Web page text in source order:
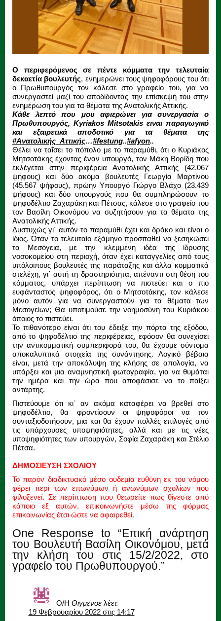
Ο περιφερόμενος σε πέντε κόμματα την τελευταία
δεκαετία βουλευτής, ενημερώνει τους ψηφοφόρους του ότι
ο Πρωθυπουργός τον κάλεσε στο γραφείο του, για να
συνεργαστεί μαζί του αποδίδοντας την επίσκεψή του στην
ενημέρωση του για τα θέματα της Ανατολικής Αττικής.
Κάθε λεπτό που μου αφιερώνει για συνεργασία ο
Πρωθυπουργός, Kyriakos Mitsotakis ειναι παραγωγικό
και εξαιρετικά αποδοτικό για τα θέματα της
#Ανατολικής_Αττικής…#festung..#afyon..
Θέλει να ταΐσει το πόπολο με το παραμύθι, ότι ο Κυριάκος
Μητσοτάκης έχοντας έναν υπουργό, τον Μάκη Βορίδη που
εκλέγεται στην περιφέρεια Ανατολικής Αττικής (42.067
ψήφους) και δύο ακόμα βουλευτές Γεωργία Μαρτίνου
(45.567 ψήφους), πρώην Υπουργό Γιώργο Βλάχο (23.439
ψήφους) και δύο υπουργούς που θα συμπληρώσουν το
ψηφοδέλτιο Ζαχαράκη και Πέτσας, κάλεσε στο γραφείο του
τον Βασίλη Οικονόμου να συζητήσουν για τα θέματα της
Ανατολικής Αττικής.
Δυστυχώς γι΄ αυτόν το παραμύθι έχει και δράκο και είναι ο
ίδιος. Όταν το τελευταίο εξάμηνο προσπαθεί να ξεσηκώσει
τα Μεσόγεια, με την κλεμμένη ιδέα της ίδρυσης
νοσοκομείου στη περιοχή, όταν έχει καταγγελίες από τους
υπόλοιπους βουλευτές της παράταξης και άλλα κομματικά
στελέχη, γι΄ αυτή τη δραστηριότητα, απέναντι στη θέση του
κόμματος, υπάρχει περίπτωση να πιστεύει και ο πιο
ευφάνταστος ψηφοφόρος, ότι ο Μητσοτάκης, τον κάλεσε
μόνο αυτόν για να συνεργαστούν για τα θέματα των
Μεσογείων; Θα υποτιμούσε την νοημοσύνη του Κυριάκου
όποιος το πιστεύει.
Το πιθανότερο είναι ότι του έδειξε την πόρτα της εξόδου,
από το ψηφοδέλτιο της περιφέρειας, εφόσον θα συνεχίσει
την αντικομματική συμπεριφορά του, θα έχουμε σύντομα
αποκαλυπτικά στοιχεία της συνάντησης. Λογικό βέβαια
είναι, μετά την αποκάλυψη της κλήσης σε απολογία, να
υπάρξει και μια αναμνηστική φωτογραφία, για να θυμάται
την ημέρα και την ώρα που αποφάσισε να το παίξει
αντάρτης.
Πιστεύουμε ότι κι΄ αν ακόμα καταφέρει να βρεθεί στο
ψηφοδέλτιο, θα φροντίσουν οι ψηφοφόροι να τον
συνταξιοδοτήσουν, μια και θα έχουν πολλές επιλογές από
τις υπάρχουσες υποψηφιότητες, αλλά και με τις νέες
υποψηφιότητες των υπουργών, Σοφία Ζαχαράκη και Στέλιο
Πέτσα.
ΔΗΜΟΣΙΕΥΣΗ ΣΧΟΛΙΟΥ
Το παρόν διαδικτυακό μέσο ουδεμία ευθύνη εκ του νόμου
φέρει περί των επωνύμων ή ανωνύμων σχολίων που
φιλοξενεί. Σε περίπτωση που θεωρείτε πως θίγεστε από
κάποιο εξ αυτών, επικοινωνήστε μέσω της φόρμας
επικοινωνίας έτσι ώστε να αφαιρεθεί.
One Response to “Επική ανάρτηση
του Βουλευτή Βασίλη Οικονόμου, μετά
την κλήση του στις 15/2/2022, στο
γραφείο του Πρωθυπουργού.”
Ο/Η Θιγμενοε λέει:
19 Φεβρουαρίου 2022 στις 14:17